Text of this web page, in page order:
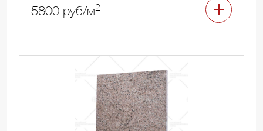
5800 руб/м2